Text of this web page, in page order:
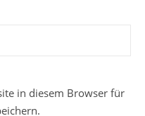
in diesem Browser für